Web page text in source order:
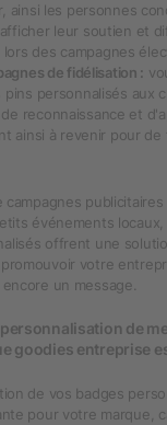
ainsi les personnes
leur soutien et
lors des campagnes
de fidélisation :
pins personnalisés aux
reconnaissance et
ainsi à revenir pour de
campagnes publicitaires
événements
offrent une
votre
un message.
de
goodies entreprise
de vos badges
pour votre marque,